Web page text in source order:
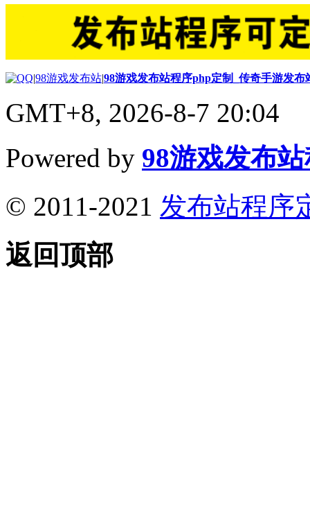
|98游戏发布站|98游戏发布站程序php定制_传奇手游发
GMT+8, 2026-8-7 20:04
Powered by 98游戏发布
© 2011-2021 发布站程序
返回顶部